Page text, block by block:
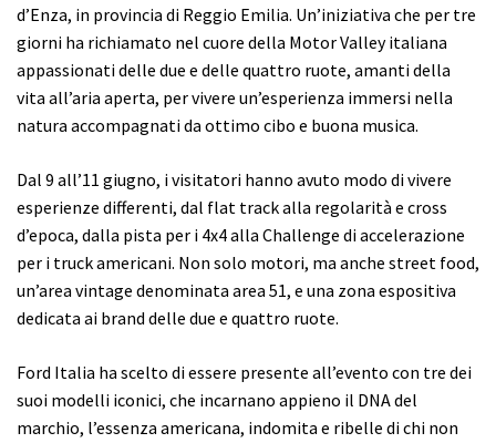
d’Enza, in provincia di Reggio Emilia. Un’iniziativa che per tre
giorni ha richiamato nel cuore della Motor Valley italiana
appassionati delle due e delle quattro ruote, amanti della
vita all’aria aperta, per vivere un’esperienza immersi nella
natura accompagnati da ottimo cibo e buona musica.
Dal 9 all’11 giugno, i visitatori hanno avuto modo di vivere
esperienze differenti, dal flat track alla regolarità e cross
d’epoca, dalla pista per i 4x4 alla Challenge di accelerazione
per i truck americani. Non solo motori, ma anche street food,
un’area vintage denominata area 51, e una zona espositiva
dedicata ai brand delle due e quattro ruote.
Ford Italia ha scelto di essere presente all’evento con tre dei
suoi modelli iconici, che incarnano appieno il DNA del
marchio, l’essenza americana, indomita e ribelle di chi non